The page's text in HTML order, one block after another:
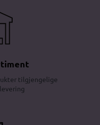
tilgjengelige